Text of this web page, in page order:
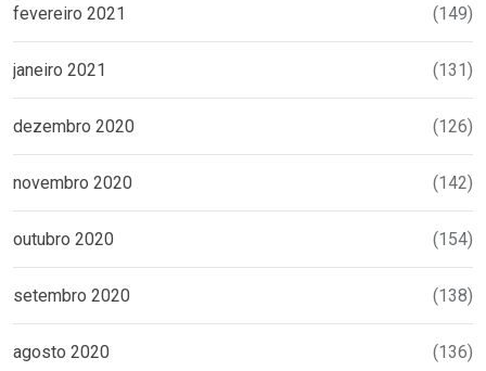
fevereiro 2021 (149)
janeiro 2021 (131)
dezembro 2020 (126)
novembro 2020 (142)
outubro 2020 (154)
setembro 2020 (138)
agosto 2020 (136)